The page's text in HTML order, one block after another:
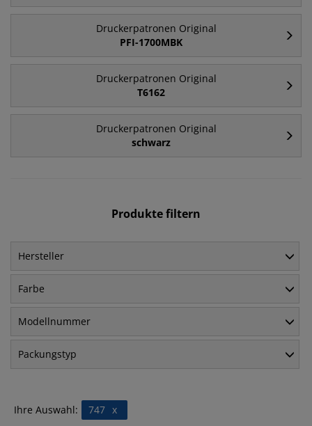
Druckerpatronen Original
PFI-1700MBK
Druckerpatronen Original
T6162
Druckerpatronen Original
schwarz
Produkte filtern
Hersteller
Farbe
Modellnummer
Packungstyp
Ihre Auswahl: x
747